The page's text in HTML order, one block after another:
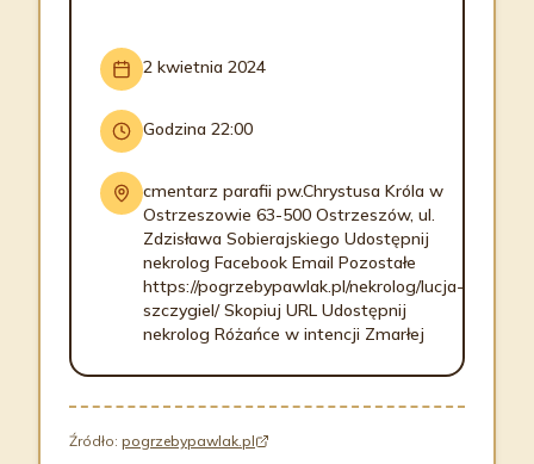
2 kwietnia 2024
Godzina 22:00
cmentarz parafii pw.Chrystusa Króla w
Ostrzeszowie 63-500 Ostrzeszów, ul.
Zdzisława Sobierajskiego Udostępnij
nekrolog Facebook Email Pozostałe
https://pogrzebypawlak.pl/nekrolog/lucja-
szczygiel/ Skopiuj URL Udostępnij
nekrolog Różańce w intencji Zmarłej
Źródło: pogrzebypawlak.pl